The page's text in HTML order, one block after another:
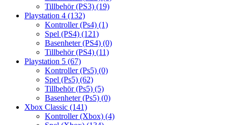
Tillbehör (PS3) (19)
Playstation 4 (132)
Kontroller (Ps4) (1)
Spel (PS4) (121)
Basenheter (PS4) (0)
Tillbehör (PS4) (11)
Playstation 5 (67)
Kontroller (Ps5) (0)
Spel (Ps5) (62)
Tillbehör (Ps5) (5)
Basenheter (Ps5) (0)
Xbox Classic (141)
Kontroller (Xbox) (4)